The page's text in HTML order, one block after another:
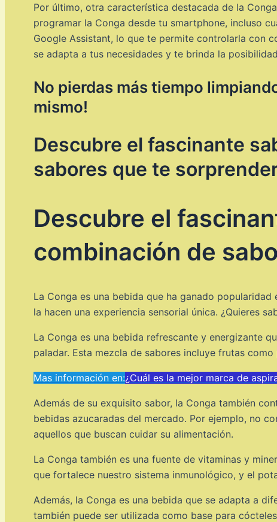
Por último, otra característica destacada de la
programar la Conga desde tu smartphone, incluso
Google Assistant, lo que te permite controlarla con
se adapta a tus necesidades y te brinda la
No pierdas más tiempo
mismo!
Descubre el fascinante
sabores que te
Descubre el
combinación de
La Conga es una bebida que ha ganado
la hacen una experiencia sensorial única. ¿Quieres
La Conga es una bebida refrescante y energizante
paladar. Esta mezcla de sabores incluye frutas
Mas información en:¿Cuál es la mejor marca de
Además de su exquisito sabor, la Conga también
bebidas azucaradas del mercado. Por ejemplo, no
aquellos que buscan cuidar su alimentación.
La Conga también es una fuente de vitaminas y
que fortalece nuestro sistema inmunológico, y el
Además, la Conga es una bebida que se adapta a
también puede ser utilizada como base para